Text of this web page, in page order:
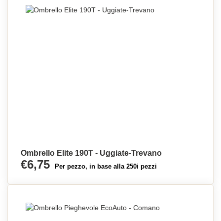
Ombrello Elite 190T - Uggiate-Trevano
€6,75 Per pezzo, in base alla 250i pezzi